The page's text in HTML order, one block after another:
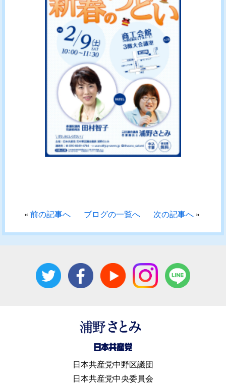
«前の記事へ ブログの一覧へ 次の記事へ»
日本共産党中野区議団
日本共産党中央委員会